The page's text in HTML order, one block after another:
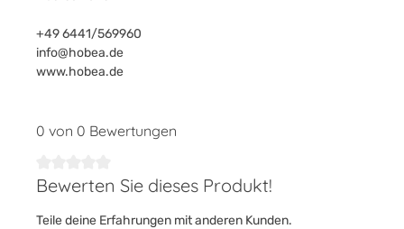
+49 6441/569960
info@hobea.de
www.hobea.de
0 von 0 Bewertungen
Durchschnittliche Bewertung von 0 von 5 Sternen
Bewerten Sie dieses Produkt!
Teile deine Erfahrungen mit anderen Kunden.